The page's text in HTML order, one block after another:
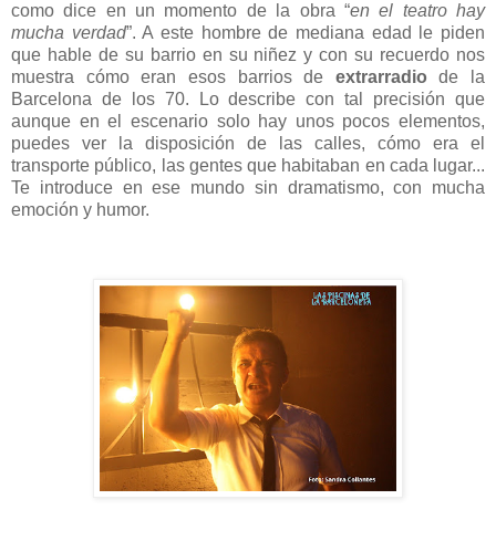
como dice en un momento de la obra “en el teatro hay
mucha verdad”. A este hombre de mediana edad le piden
que hable de su barrio en su niñez y con su recuerdo nos
muestra cómo eran esos barrios de extrarradio de la
Barcelona de los 70. Lo describe con tal precisión que
aunque en el escenario solo hay unos pocos elementos,
puedes ver la disposición de las calles, cómo era el
transporte público, las gentes que habitaban en cada lugar...
Te introduce en ese mundo sin dramatismo, con mucha
emoción y humor.